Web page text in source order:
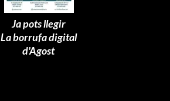
Ja pots llegir
La borrufa digital
d'Agost